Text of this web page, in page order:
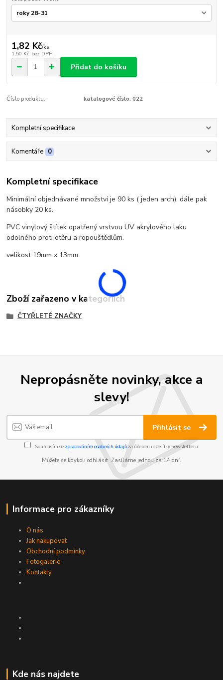
1,82 Kč/ks
1,50 Kč bez DPH
Přidat do košíku
Číslo produktu: katalogové číslo: 022
Kompletní specifikace
Komentáře 0
Kompletní specifikace
Minimální objednávané množství je 90 ks ( jeden arch). dále pak
násobky 20 ks.
PVC vinylový štítek opatřený vrstvou UV akrylového laku
odolného proti otěru a ropouštědlům.
velikost 19mm x 13mm
Zboží zařazeno v kategoriích
ČTYŘLETÉ ZNAČKY
Nepropásněte novinky, akce a
slevy!
Přihlásit se
Souhlasím se zpracováním osobních údajůza účelem rozesílky newsletteru.
Můžete se kdykoli odhlásit. Zasíláme jednou za 14 dní.
Informace pro zákazníky
O nás
Jak nakupovat
Obchodní podmínky
Fotogalerie
Kontakty
Kde nás najdete